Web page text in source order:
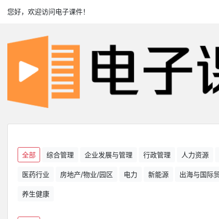
您好，欢迎访问电子课件！
全部 综合管理 企业发展与管理 行政管理 人力资源
医药行业 房地产/物业/园区 电力 新能源 出海与国际
养生健康